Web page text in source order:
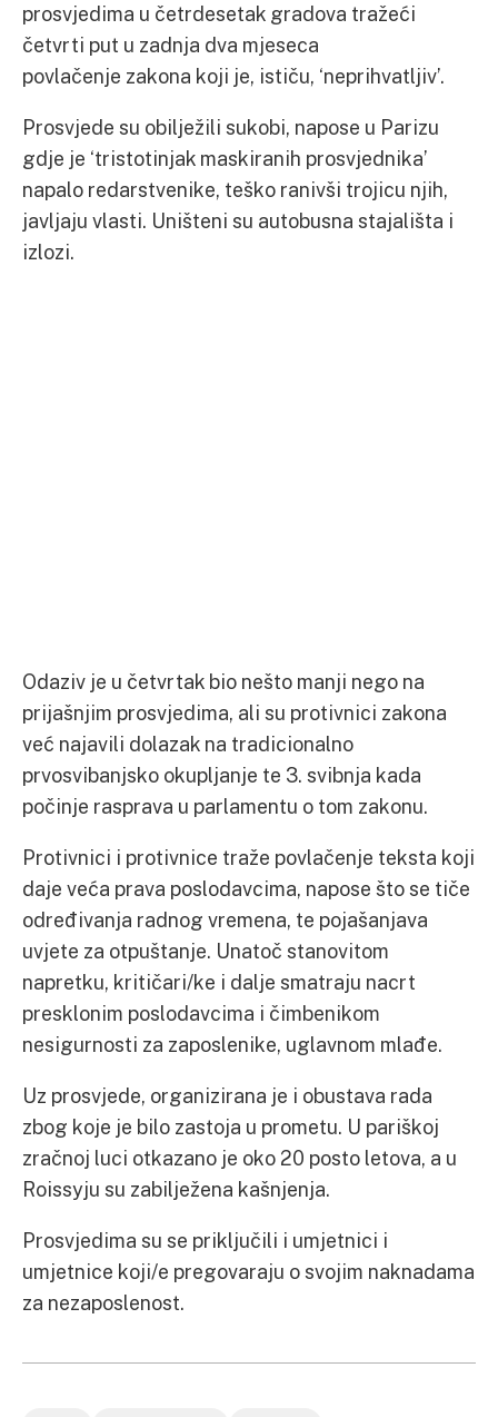
prosvjedima u četrdesetak gradova tražeći
četvrti put u zadnja dva mjeseca
povlačenje zakona koji je, ističu, ‘neprihvatljiv’.
Prosvjede su obilježili sukobi, napose u Parizu
gdje je ‘tristotinjak maskiranih prosvjednika’
napalo redarstvenike, teško ranivši trojicu njih,
javljaju vlasti. Uništeni su autobusna stajališta i
izlozi.
Odaziv je u četvrtak bio nešto manji nego na
prijašnjim prosvjedima, ali su protivnici zakona
već najavili dolazak na tradicionalno
prvosvibanjsko okupljanje te 3. svibnja kada
počinje rasprava u parlamentu o tom zakonu.
Protivnici i protivnice traže povlačenje teksta koji
daje veća prava poslodavcima, napose što se tiče
određivanja radnog vremena, te pojašanjava
uvjete za otpuštanje. Unatoč stanovitom
napretku, kritičari/ke i dalje smatraju nacrt
presklonim poslodavcima i čimbenikom
nesigurnosti za zaposlenike, uglavnom mlađe.
Uz prosvjede, organizirana je i obustava rada
zbog koje je bilo zastoja u prometu. U pariškoj
zračnoj luci otkazano je oko 20 posto letova, a u
Roissyju su zabilježena kašnjenja.
Prosvjedima su se priključili i umjetnici i
umjetnice koji/e pregovaraju o svojim naknadama
za nezaposlenost.